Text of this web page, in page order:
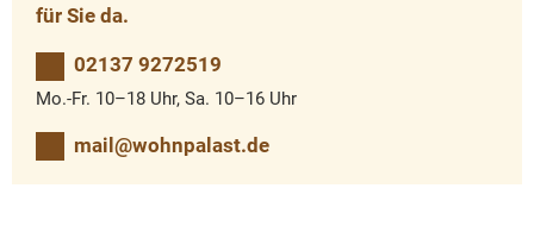
für Sie da.
02137 9272519
Mo.-Fr. 10–18 Uhr, Sa. 10–16 Uhr
mail@wohnpalast.de